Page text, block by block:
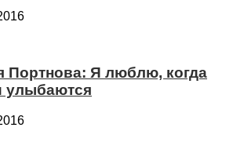
Портнова: Я люблю, когда
улыбаются